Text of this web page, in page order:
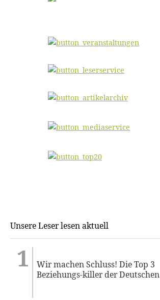
Unsere Leser lesen aktuell
Wir machen Schluss! Die Top 3
Beziehungs-killer der Deutschen